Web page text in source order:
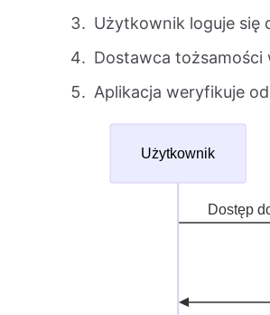
Użytkownik loguje się
Dostawca tożsamości
Aplikacja weryfikuje